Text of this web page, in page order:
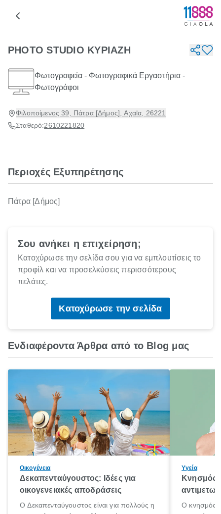
PHOTO STUDIO ΚΥΡΙΑΖΗ
Φωτογραφεία - Φωτογραφικά Εργαστήρια -
Φωτογράφοι
Φιλοποίμενος 39, Πάτρα [Δήμος], Αχαϊα, 26221
Σταθερό:2610221820
Περιοχές Εξυπηρέτησης
Πάτρα [Δήμος]
Σου ανήκει η επιχείρηση;
Κατοχύρωσε την σελίδα σου για να εμπλουτίσεις το
προφίλ και να προσελκύσεις περισσότερους
πελάτες.
Κατοχύρωσε την σελίδα
Ενδιαφέροντα Άρθρα από το Blog μας
Οικογένεια
Δεκαπενταύγουστος: Ιδέες για
οικογενειακές αποδράσεις
Ο Δεκαπενταύγουστος είναι για πολλούς η
Υγεία
Κνησμός:
Ο κνησμός